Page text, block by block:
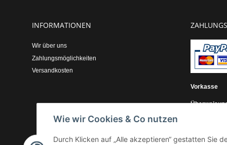
Wie wir Cookies & Co nutzen
Durch Klicken auf „Alle akzeptieren“ gestatten Sie
INFORMATIONEN
Wir über uns
Zahlungsmöglichkeiten
Versandkosten
Vorkasse